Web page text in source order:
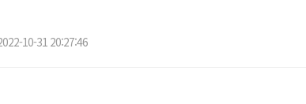
10-31 20:27:46